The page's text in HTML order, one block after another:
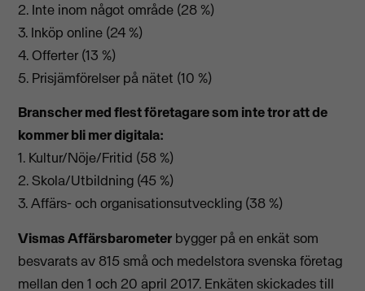
2. Inte inom något område (28 %)
3. Inköp online (24 %)
4. Offerter (13 %)
5. Prisjämförelser på nätet (10 %)
Branscher med flest företagare som inte tror att de
kommer bli mer digitala:
1. Kultur/Nöje/Fritid (58 %)
2. Skola/Utbildning (45 %)
3. Affärs- och organisationsutveckling (38 %)
Vismas Affärsbarometer bygger på en enkät som
besvarats av 815 små och medelstora svenska företag
mellan den 1 och 20 april 2017. Enkäten skickades till